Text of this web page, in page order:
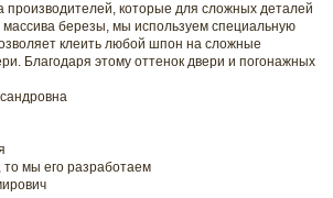
производителей, которые для сложных деталей
массива березы, мы используем специальную
клеить любой шпон на сложные
Благодаря этому оттенок двери и погонажных
мы его разработаем